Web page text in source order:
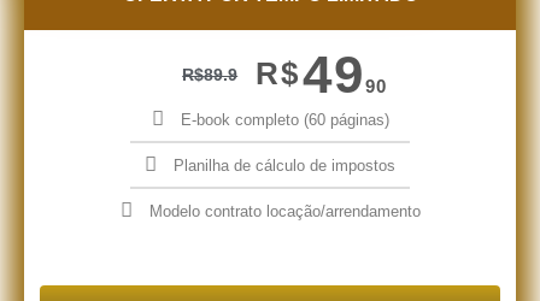
R$89.9 R$4990
E-book completo (60 páginas)
Planilha de cálculo de impostos
Modelo contrato locação/arrendamento